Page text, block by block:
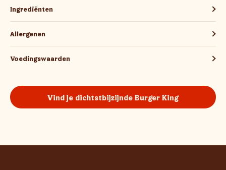
Ingrediënten
Allergenen
Voedingswaarden
Vind je dichtstbijzijnde Burger King